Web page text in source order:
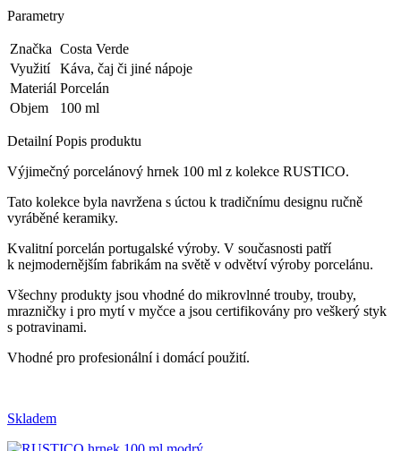
Parametry
Značka Costa Verde
Využití
Káva, čaj či jiné nápoje
Materiál Porcelán
Objem
100 ml
Detailní Popis produktu
Výjimečný porcelánový hrnek 100 ml z kolekce RUSTICO.
Tato kolekce byla navržena s úctou k tradičnímu designu ručně
vyráběné keramiky.
Kvalitní porcelán portugalské výroby. V současnosti patří
k nejmodernějším fabrikám na světě v odvětví výroby porcelánu.
Všechny produkty jsou vhodné do mikrovlnné trouby, trouby,
mrazničky i pro mytí v myčce a jsou certifikovány pro veškerý styk
s potravinami.
Vhodné pro profesionální i domácí použití.
Skladem